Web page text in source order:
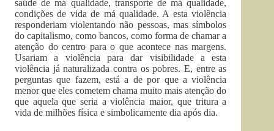
saúde de má qualidade, transporte de má qualidade,
condições de vida de má qualidade. A esta violência
responderiam violentando não pessoas, mas símbolos
do capitalismo, como bancos, como forma de chamar a
atenção do centro para o que acontece nas margens.
Usariam a violência para dar visibilidade a esta
violência já naturalizada contra os pobres. E, entre as
perguntas que fazem, está a de por que a violência
menor que eles cometem chama muito mais atenção do
que aquela que seria a violência maior, que tritura a
vida de milhões física e simbolicamente dia após dia.